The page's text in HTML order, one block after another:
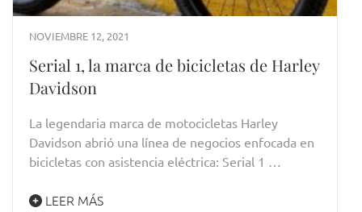
NOVIEMBRE 12, 2021
Serial 1, la marca de bicicletas de Harley
Davidson
La legendaria marca de motocicletas Harley
Davidson abrió una línea de negocios enfocada en
bicicletas con asistencia eléctrica: Serial 1 …
LEER MÁS